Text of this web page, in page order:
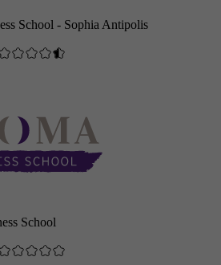
School - Sophia Antipolis
School